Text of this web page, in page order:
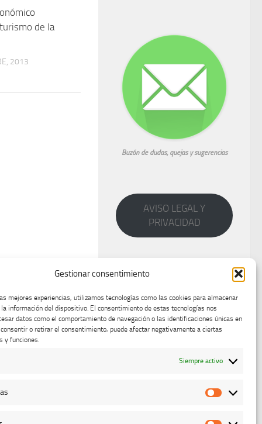
Gestionar consentimiento
mejores experiencias, utilizamos tecnologías como las cookies para almacenar
información del dispositivo. El consentimiento de estas tecnologías nos
datos como el comportamiento de navegación o las identificaciones únicas en
o retirar el consentimiento, puede afectar negativamente a ciertas
y funciones.
Siempre activo
de la
2013
Buzón de dudas, quejas y sugerencias
AVISO LEGAL Y
PRIVACIDAD